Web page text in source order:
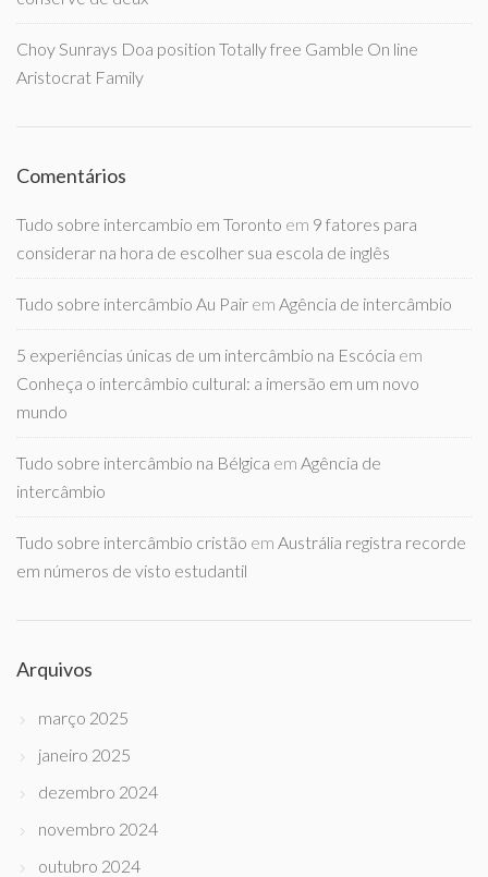
Choy Sunrays Doa position Totally free Gamble On line
Aristocrat Family
Comentários
Tudo sobre intercambio em Toronto em 9 fatores para
considerar na hora de escolher sua escola de inglês
Tudo sobre intercâmbio Au Pair em Agência de intercâmbio
5 experiências únicas de um intercâmbio na Escócia em
Conheça o intercâmbio cultural: a imersão em um novo
mundo
Tudo sobre intercâmbio na Bélgica em Agência de
intercâmbio
Tudo sobre intercâmbio cristão em Austrália registra recorde
em números de visto estudantil
Arquivos
março 2025
janeiro 2025
dezembro 2024
novembro 2024
outubro 2024